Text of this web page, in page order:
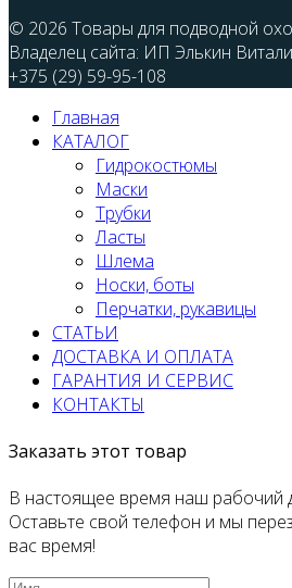
© 2026 Товары для подводной
Владелец сайта: ИП Элькин
+375 (29) 59-95-108
Главная
КАТАЛОГ
Гидрокостюмы
Маски
Трубки
Ласты
Шлема
Носки, боты
Перчатки, рукавицы
СТАТЬИ
ДОСТАВКА И ОПЛАТА
ГАРАНТИЯ И СЕРВИС
КОНТАКТЫ
Заказать этот товар
В настоящее время наш рабочий
Оставьте свой телефон и мы
вас время!